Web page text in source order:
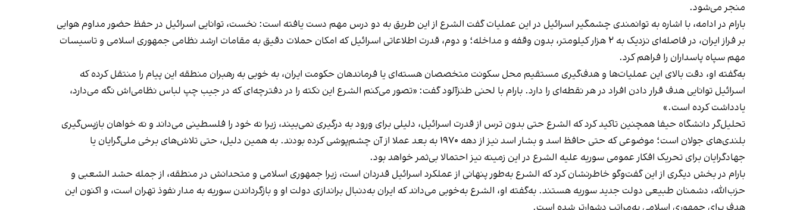
منجر می‌شود.
بارام در ادامه، با اشاره به توانمندی چشمگیر اسرائیل در این عملیات گفت الشرع از این طریق به دو درس مهم دست یافته است: نخست، توانایی اسرائیل در حفظ حضور مداوم هوایی
بر فراز ایران، در فاصله‌ای نزدیک به ۲ هزار کیلومتر، بدون وقفه و مداخله؛ و دوم، قدرت اطلاعاتی اسرائیل که امکان حملات دقیق به مقامات ارشد نظامی جمهوری اسلامی و تاسیسات
مهم سپاه پاسداران را فراهم کرد.
به‌گفته او، دقت بالای این عملیات‌ها و هدف‌گیری مستقیم محل سکونت متخصصان هسته‌ای یا فرماندهان حکومت ایران، به خوبی به رهبران منطقه این پیام را منتقل کرده که
اسرائیل توانایی هدف قرار دادن افراد در هر نقطه‌ای را دارد. بارام با لحنی طنزآلود گفت: «تصور می‌کنم الشرع این نکته را در دفترچه‌ای که در جیب چپ لباس نظامی‌اش نگه می‌دارد،
یادداشت کرده است.»
تحلیل‌گر دانشگاه حیفا همچنین تاکید کرد که الشرع حتی بدون ترس از قدرت اسرائیل، دلیلی برای ورود به درگیری نمی‌بیند، زیرا نه خود را فلسطینی می‌داند و نه خواهان بازپس‌گیری
بلندی‌های جولان است؛ موضوعی که حتی حافظ اسد و بشار اسد نیز از دهه ۱۹۷۰ به بعد عملا از آن چشم‌پوشی کرده بودند. به همین دلیل، حتی تلاش‌های برخی ملی‌گرایان یا
جهادگرایان برای تحریک افکار عمومی سوریه علیه الشرع در این زمینه نیز احتمالا بی‌ثمر خواهد بود.
بارام در بخش دیگری از این گفت‌وگو خاطرنشان کرد که الشرع به‌طور پنهانی از عملکرد اسرائیل قدردان است، زیرا جمهوری اسلامی و متحدانش در منطقه، از جمله حشد الشعبی و
حزب‌الله، دشمنان طبیعی دولت جدید سوریه هستند. به‌گفته او، الشرع به‌خوبی می‌داند که ایران به‌دنبال براندازی دولت او و بازگرداندن سوریه به مدار نفوذ تهران است، و اکنون این